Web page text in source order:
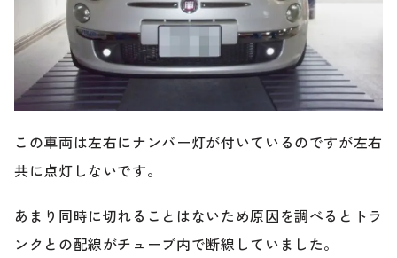
電話・メールなどのご連絡方法意外にも、オンラインで
のご相談も可能です。
希望ください。
この車両は左右にナンバー灯が付いているのですが左右
共に点灯しないです。
あまり同時に切れることはないため原因を調べるとトラ
ンクとの配線がチューブ内で断線していました。